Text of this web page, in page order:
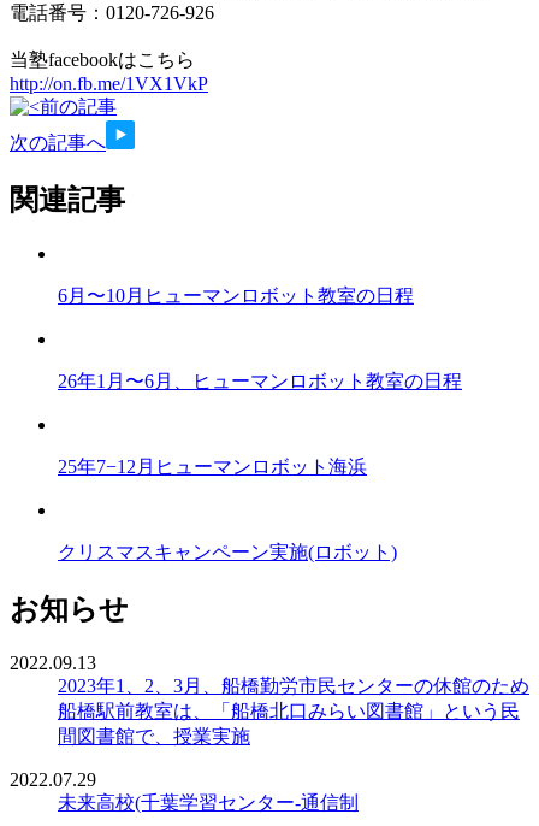
電話番号：0120-726-926
当塾facebookはこちら
http://on.fb.me/1VX1VkP
前の記事
次の記事へ
関連記事
6月〜10月ヒューマンロボット教室の日程
26年1月〜6月、ヒューマンロボット教室の日程
25年7−12月ヒューマンロボット海浜
クリスマスキャンペーン実施(ロボット)
お知らせ
2022.09.13
2023年1、2、3月、船橋勤労市民センターの休館のため
船橋駅前教室は、「船橋北口みらい図書館」という民
間図書館で、授業実施
2022.07.29
未来高校(千葉学習センター-通信制